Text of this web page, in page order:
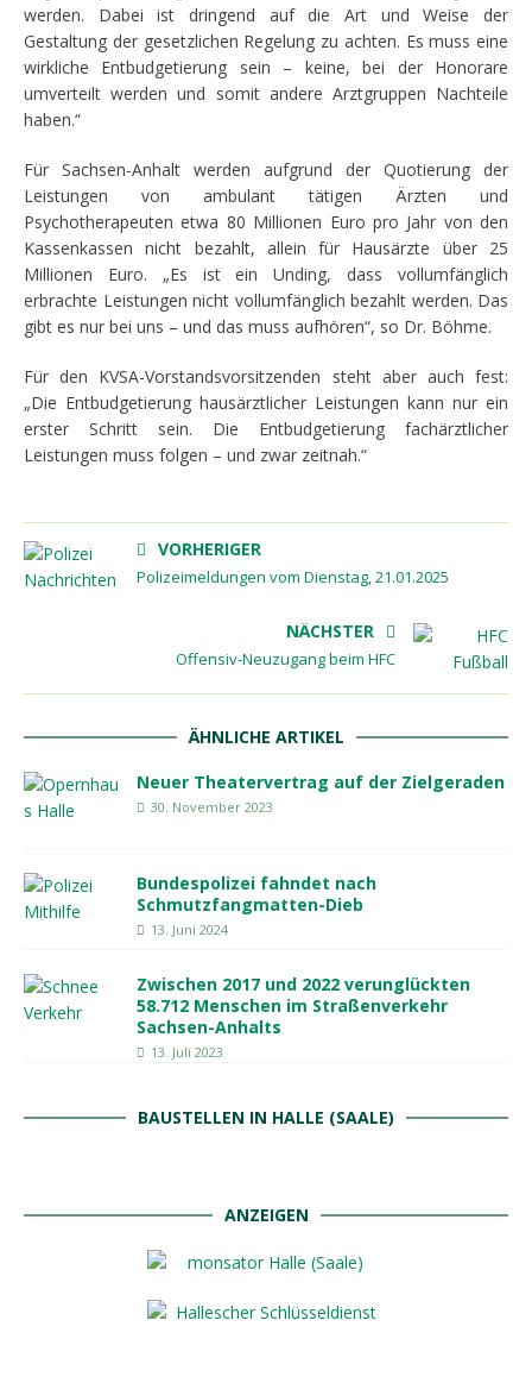
werden. Dabei ist dringend auf die Art und Weise der
Gestaltung der gesetzlichen Regelung zu achten. Es muss eine
wirkliche Entbudgetierung sein – keine, bei der Honorare
umverteilt werden und somit andere Arztgruppen Nachteile
haben.“
Für Sachsen-Anhalt werden aufgrund der Quotierung der
Leistungen von ambulant tätigen Ärzten und
Psychotherapeuten etwa 80 Millionen Euro pro Jahr von den
Kassenkassen nicht bezahlt, allein für Hausärzte über 25
Millionen Euro. „Es ist ein Unding, dass vollumfänglich
erbrachte Leistungen nicht vollumfänglich bezahlt werden. Das
gibt es nur bei uns – und das muss aufhören“, so Dr. Böhme.
Für den KVSA-Vorstandsvorsitzenden steht aber auch fest:
„Die Entbudgetierung hausärztlicher Leistungen kann nur ein
erster Schritt sein. Die Entbudgetierung fachärztlicher
Leistungen muss folgen – und zwar zeitnah.“
VORHERIGER
Polizeimeldungen vom Dienstag, 21.01.2025
NÄCHSTER
Offensiv-Neuzugang beim HFC
ÄHNLICHE ARTIKEL
Neuer Theatervertrag auf der Zielgeraden
30. November 2023
Bundespolizei fahndet nach
Schmutzfangmatten-Dieb
13. Juni 2024
Zwischen 2017 und 2022 verunglückten
58.712 Menschen im Straßenverkehr
Sachsen-Anhalts
13. Juli 2023
BAUSTELLEN IN HALLE (SAALE)
ANZEIGEN